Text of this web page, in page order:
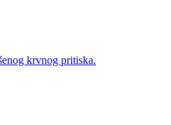
krvnog pritiska.